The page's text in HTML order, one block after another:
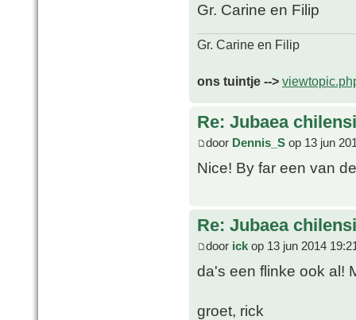
Gr. Carine en Filip
Gr. Carine en Filip
ons tuintje -->
Re: Jubaea
door Dennis_S op 13 jun
Nice! By far een van
Re: Jubaea
door ick op 13 jun 2014
da's een flinke ook al!
groet, rick